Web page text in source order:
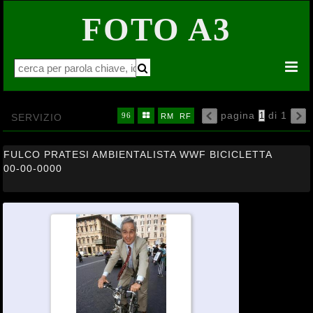
FOTO A3
 
SERVIZIO pagina di 1
16
32
64
96 


RM RF
FULCO PRATESI AMBIENTALISTA WWF BICICLETTA
00-00-0000